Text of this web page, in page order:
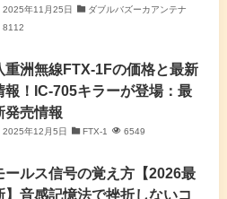
2025年11月25日
ダブルバズーカアンテナ
8112
重洲無線FTX-1Fの価格と最新
報！IC-705キラーが登場：最
発売情報
2025年12月5日 FTX-1 6549
ールス信号の覚え方【2026最
】音感記憶法で挫折しないコ